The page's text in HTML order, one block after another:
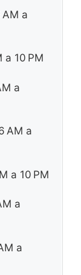
a
a 10 PM
a
AM a
a 10 PM
a
a